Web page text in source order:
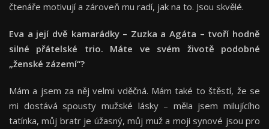
čtenáře motivují a zároveň mu radí, jak na to. Jsou skvělé.
Eva a její dvě kamarádky – Zuzka a Agáta – tvoří hodně
silné přátelské trio. Máte ve svém životě podobné
„ženské zázemí“?
Mám a jsem za něj velmi vděčná. Mám také to štěstí, že se
mi dostává spousty mužské lásky – měla jsem milujícího
tatínka, můj bratr je úžasný, můj muž a moji synové jsou pro